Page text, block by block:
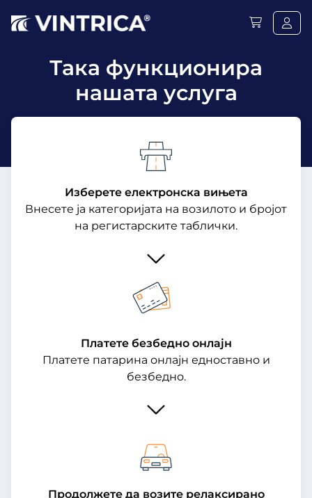
Така функционира
нашата услуга
Изберете електронска вињета
Внесете ја категоријата на возилото и бројот
на регистарските таблички.
Платете безбедно онлајн
Платете патарина онлајн едноставно и
безбедно.
Продолжете да возите релаксирано